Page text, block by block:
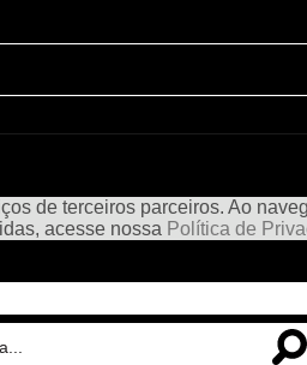
de terceiros parceiros. Ao
acesse nossa Política de